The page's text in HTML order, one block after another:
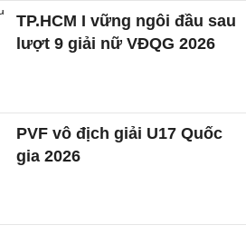
TP.HCM I vững ngôi đầu sau
lượt 9 giải nữ VĐQG 2026
PVF vô địch giải U17 Quốc
gia 2026